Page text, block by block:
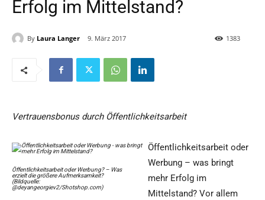
Erfolg im Mittelstand?
By Laura Langer 9. März 2017 1383
Vertrauensbonus durch Öffentlichkeitsarbeit
Öffentlichkeitsarbeit oder Werbung? – Was
erzielt die größere Aufmerksamkeit?
(Bildquelle:
@deyangeorgiev2/Shotshop.com)
Öffentlichkeitsarbeit oder
Werbung – was bringt
mehr Erfolg im
Mittelstand? Vor allem